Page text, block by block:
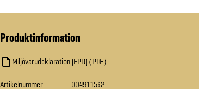
Produktinformation
Miljövarudeklaration (EPD) PDF
Artikelnummer 004911562